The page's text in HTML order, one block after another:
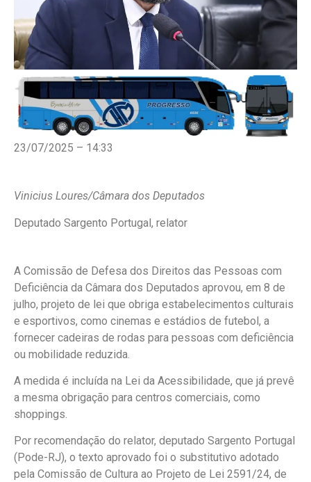
23/07/2025 – 14:33
Vinicius Loures/Câmara dos Deputados
Deputado Sargento Portugal, relator
A Comissão de Defesa dos Direitos das Pessoas com
Deficiência da Câmara dos Deputados aprovou, em 8 de
julho, projeto de lei que obriga estabelecimentos culturais
e esportivos, como cinemas e estádios de futebol, a
fornecer cadeiras de rodas para pessoas com deficiência
ou mobilidade reduzida.
A medida é incluída na Lei da Acessibilidade, que já prevê
a mesma obrigação para centros comerciais, como
shoppings.
Por recomendação do relator, deputado Sargento Portugal
(Pode-RJ), o texto aprovado foi o substitutivo adotado
pela Comissão de Cultura ao Projeto de Lei 2591/24, de